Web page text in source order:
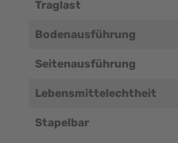
Traglast
Bodenausführung
Seitenausführung
Lebensmittelechtheit
Stapelbar